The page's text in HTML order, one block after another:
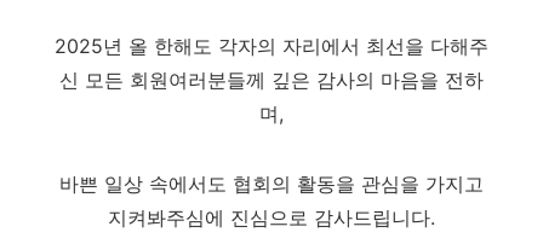
2025년 올 한해도 각자의 자리에서 최선을 다해주
신 모든 회원여러분들께 깊은 감사의 마음을 전하
며,
바쁜 일상 속에서도 협회의 활동을 관심을 가지고
지켜봐주심에 진심으로 감사드립니다.